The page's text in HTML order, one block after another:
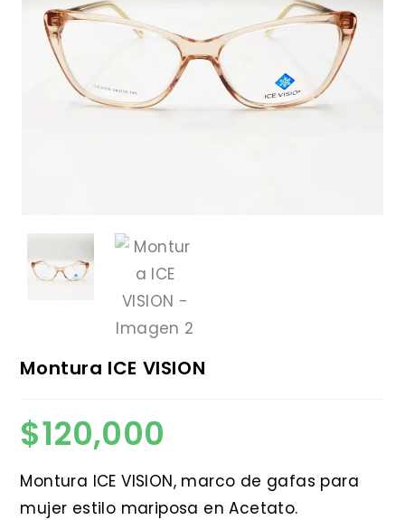
Montura ICE VISION
$120,000
Montura ICE VISION, marco de gafas para
mujer estilo mariposa en Acetato.